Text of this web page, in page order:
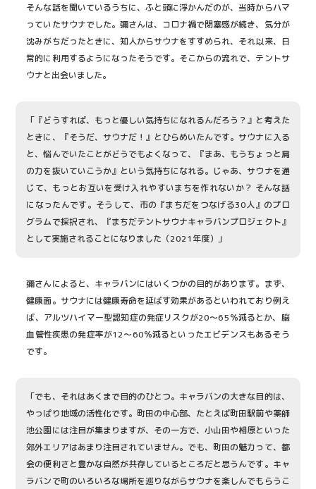
そんな話を聞いているうちに、ふと頭に浮かんだのが、当時からハマ
っていたサウナでした。彌さんは、コロナ禍で閉塞感が続き、気分が
沈みがちだったときに、知人からサウナをすすめられ、それ以来、日
常的に利用するようになったそうです。そこからの流れで、テントサ
ウナと出会いました。
「『どうすれば、もっと優しい気持ちになれるんだろう？』と考えた
ときに、『そうだ、サウナだ！』とひらめいたんです。サウナに入る
と、悩んでいたことがどうでもよくなって、『まあ、もうちょっと肩
の力を抜いていこうか』という気持ちになれる。じゃあ、サウナを通
じて、もっとお互いを受け入れやすいまちを作れないか？ そんな話
になったんです。そうして、市の『まちだをつなげる30人』のプロ
グラムで採択され、『まちだテントサウナキャラバンプロジェクト』
として実施されることになりました（2021年度）」
彌さんによると、キャラバンにはいくつかの目的があります。まず、
健康面。サウナには健康寿命を延ばす効果があるといわれており例え
ば、アルツハイマー型認知症の発症リスクが20〜65％減るとか、脳
血管性疾患の発症率が12～60％減るといったエビデンスもあるそう
です。
「でも、それはあくまで目的のひとつ。キャラバンの大きな目的は、
やっぱり地域の活性化です。町田の中心部、たとえば町田駅前や薬師
池公園には注目が集まりますが、その一方で、小山田や相原といった
郊外エリアはあまり注目されていません。でも、町田の魅力って、都
会の便利さと豊かな自然が共存しているところだと思うんです。キャ
ラバンで町のいろいろな場所を巡りながらサウナを楽しんでもらうこ